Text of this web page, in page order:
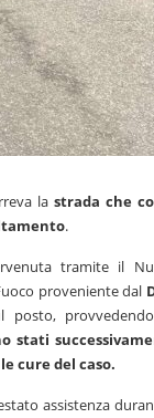
la strada che
.
tramite il
proveniente dal
posto,
stati
cure del caso.
assistenza